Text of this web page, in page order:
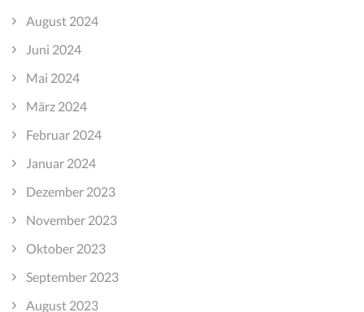
August 2024
Juni 2024
Mai 2024
März 2024
Februar 2024
Januar 2024
Dezember 2023
November 2023
Oktober 2023
September 2023
August 2023